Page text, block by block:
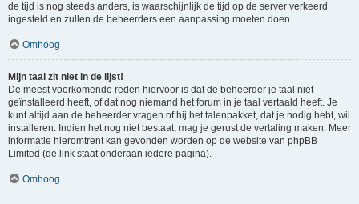
de tijd is nog steeds anders, is waarschijnlijk de tijd op de server verkeerd
ingesteld en zullen de beheerders een aanpassing moeten doen.
Omhoog
Mijn taal zit niet in de lijst!
De meest voorkomende reden hiervoor is dat de beheerder je taal niet
geïnstalleerd heeft, of dat nog niemand het forum in je taal vertaald heeft. Je
kunt altijd aan de beheerder vragen of hij het talenpakket, dat je nodig hebt, wil
installeren. Indien het nog niet bestaat, mag je gerust de vertaling maken. Meer
informatie hieromtrent kan gevonden worden op de website van phpBB
Limited (de link staat onderaan iedere pagina).
Omhoog